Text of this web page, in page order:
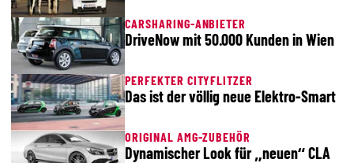
CARSHARING-ANBIETER
DriveNow mit 50.000 Kunden in Wien
PERFEKTER CITYFLITZER
Das ist der völlig neue Elektro-Smart
ORIGINAL AMG-ZUBEHÖR
Dynamischer Look für „neuen“ CLA